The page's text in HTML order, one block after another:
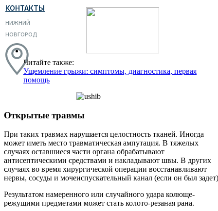
КОНТАКТЫ
НИЖНИЙ
НОВГОРОД
Читайте также:
Ущемление грыжи: симптомы, диагностика, первая
помощь
Открытые травмы
При таких травмах нарушается целостность тканей. Иногда
может иметь место травматическая ампутация. В тяжелых
случаях оставшиеся части органа обрабатывают
антисептическими средствами и накладывают швы. В других
случаях во время хирургической операции восстанавливают
нервы, сосуды и мочеиспускательный канал (если он был
Результатом намеренного или случайного удара колюще-
режущими предметами может стать колото-резаная рана.